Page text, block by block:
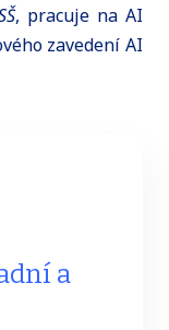
, pracuje na AI
zavedení AI
a